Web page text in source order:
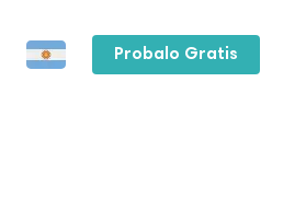
Probalo Gratis